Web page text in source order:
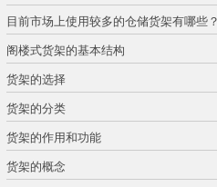
目前市场上使用较多的仓储货架有哪些
阁楼式货架的基本结构
货架的选择
货架的分类
货架的作用和功能
货架的概念